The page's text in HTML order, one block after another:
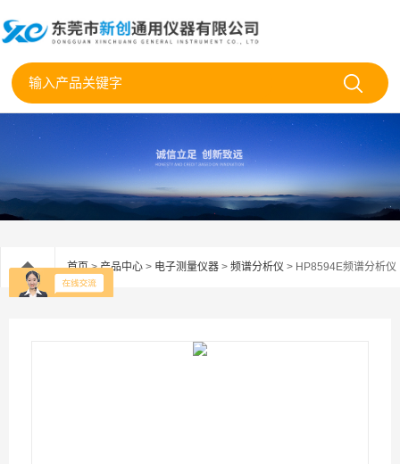
首页>产品中心 > 电子测量仪器 > 频谱分析仪 > HP8594E频谱分析仪